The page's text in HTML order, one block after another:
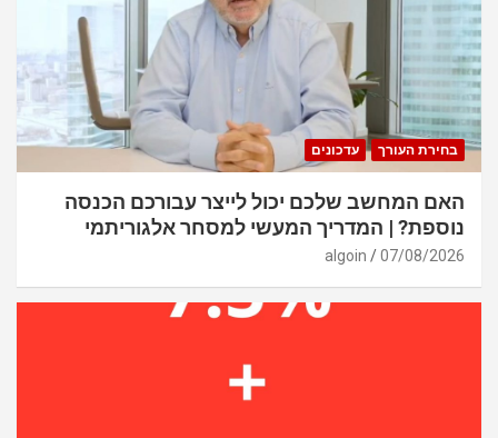
בחירת העורך עדכונים
האם המחשב שלכם יכול לייצר עבורכם הכנסה
נוספת? | המדריך המעשי למסחר אלגוריתמי
07/08/2026
algoin